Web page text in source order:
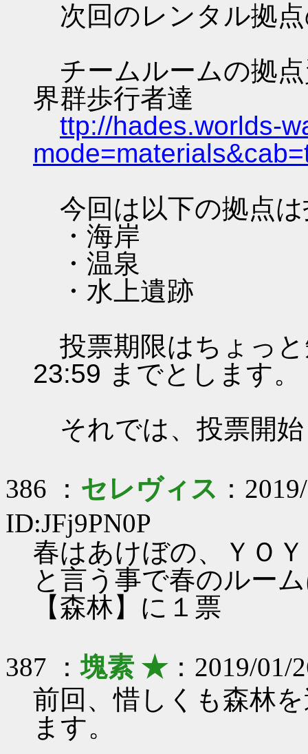
次回のレンタル拠
チームルームの拠
界群歩行者達
ttp://hades.worlds-
今回は以下の拠点
・海岸
・温泉
・水上遺跡
投票期限はちょっ
23:59 までとします。
それでは、投票開
386 ： セレヴィス ：
ID:JFj9PN0P
春はあけぼの、ＹＯ
と言う事で春のルー
【森林】に１票
387 ：塊素 ★：2019/01/
前回、惜しくも森林
ます。